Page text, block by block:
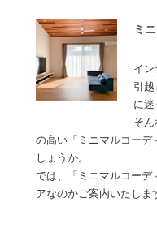
ミ
イ
引越
に
そ
の高い「ミニマルコーデ
しょうか。
では、「ミニマルコーデ
アなのかご案内いたし